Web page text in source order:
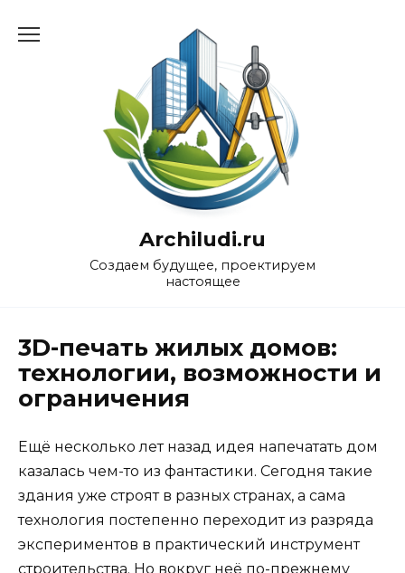
Archiludi.ru
Создаем будущее, проектируем
настоящее
3D-печать жилых домов:
технологии, возможности и
ограничения
Ещё несколько лет назад идея напечатать дом
казалась чем-то из фантастики. Сегодня такие
здания уже строят в разных странах, а сама
технология постепенно переходит из разряда
экспериментов в практический инструмент
строительства. Но вокруг неё по-прежнему